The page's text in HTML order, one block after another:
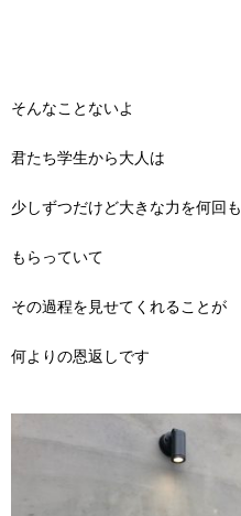
そんなことないよ
君たち学生から大人は
少しずつだけど大きな力を何回も
もらっていて
その過程を見せてくれることが
何よりの恩返しです